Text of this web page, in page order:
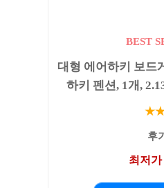
BEST
대형 에어하키 보드
하키 펜션, 1개,
후
최저가